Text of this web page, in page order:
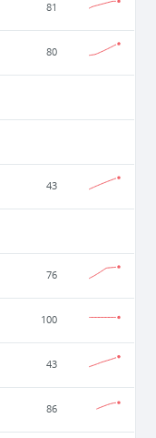
81
80
43
76
100
43
86